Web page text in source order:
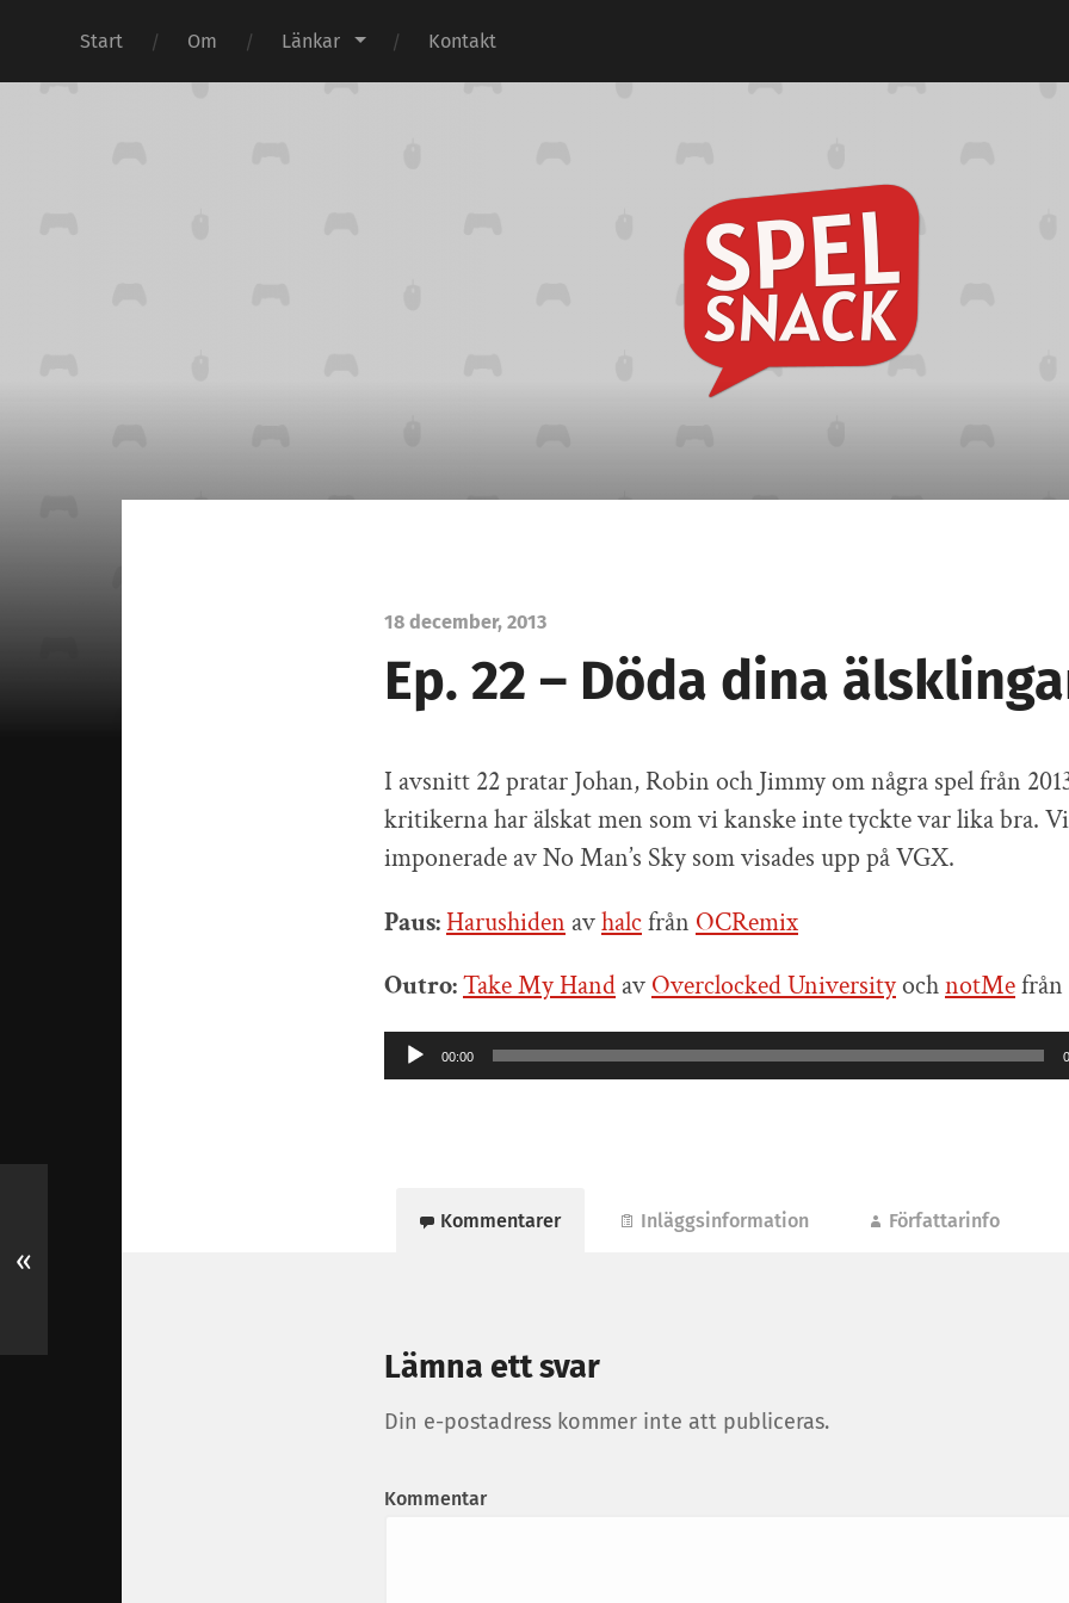
Start Om Länkar Kontakt
18 december, 2013
Ep. 22 – Döda dina
I avsnitt 22 pratar Johan, Robin och Jimmy om några spel från
kritikerna har älskat men som vi kanske inte tyckte var lika bra.
imponerade av No Man’s Sky som visades upp på VGX.
Paus:Harushiden avhalcfrån OCRemix
Outro:Take My Hand av Overclocked UniversityochnotMefrån
Ljudspelare
00:00
Kommentarer Inläggsinformation Författarinfo
Lämna ett svar
Din e-postadress kommer inte att publiceras.
Kommentar
«